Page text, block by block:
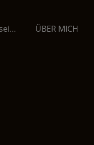
Bildungs & Erziehungseinrichtungen ÜBER MICH